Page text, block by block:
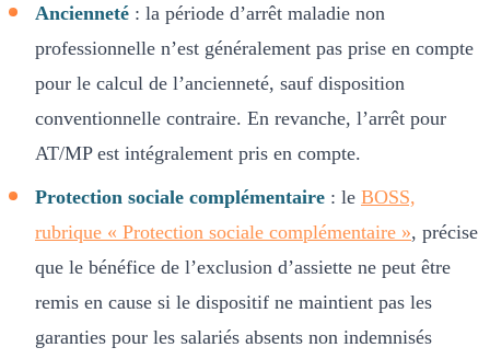
Ancienneté : la période d’arrêt maladie non
professionnelle n’est généralement pas prise en compte
pour le calcul de l’ancienneté, sauf disposition
conventionnelle contraire. En revanche, l’arrêt pour
AT/MP est intégralement pris en compte.
Protection sociale complémentaire : le BOSS,
rubrique « Protection sociale complémentaire », précise
que le bénéfice de l’exclusion d’assiette ne peut être
remis en cause si le dispositif ne maintient pas les
garanties pour les salariés absents non indemnisés